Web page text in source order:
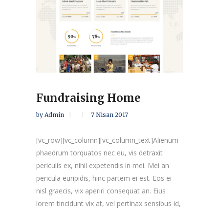
Fundraising Home
by Admin 7 Nisan 2017
[vc_row][vc_column][vc_column_text]Alienum
phaedrum torquatos nec eu, vis detraxit
periculis ex, nihil expetendis in mei. Mei an
pericula euripidis, hinc partem ei est. Eos ei
nisl graecis, vix aperiri consequat an. Eius
lorem tincidunt vix at, vel pertinax sensibus id,